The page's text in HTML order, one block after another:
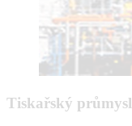
Tiskařský průmysl